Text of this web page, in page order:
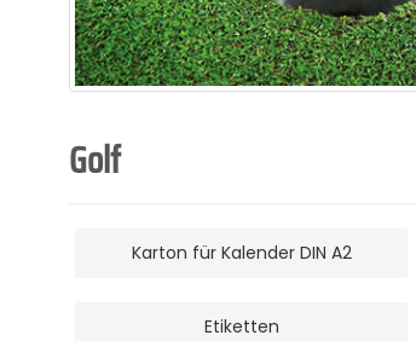
Golf
Karton für Kalender DIN A2
Etiketten